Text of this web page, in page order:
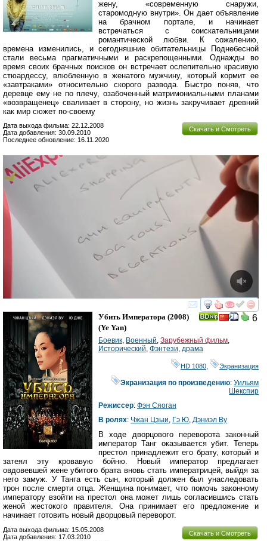
жену, «современную снаружи,
старомодную внутри». Он дает объявление
на брачном портале, и начинает
встречаться с соискательницами
романтической любви. К сожалению,
времена изменились, и сегодняшние обитательницы Поднебесной
стали весьма прагматичными и раскрепощенными. Однажды во
время своих брачных поисков он встречает ослепительно красивую
стюардессу, влюбленную в женатого мужчину, который кормит ее
«завтраками» относительно скорого развода. Быстро поняв, что
деревце ему не по плечу, озабоченный матримониальными планами
«возвращенец» сваливает в сторону, но жизнь закручивает древний
как мир сюжет по-своему
Скачать и Смотреть
Дата выхода фильма: 22.12.2008
Дата добавления: 30.09.2010
Последнее обновление: 16.11.2020
смотреть
6
Убить Императора (2008)
(Ye Yan)
Боевик, Военный, Зарубежный фильм,
Исторический, Фэнтези, драма
HD 1080 Экранизация
Экранизация по произведению:Уильям
Шекспир
Режиссер: Фэн Сяоган
В ролях: Чжан Цзыи, Гэ Ю, Дэниэл Ву
В ходе дворцового переворота законный
император Танг оказывается убит. Теперь
престол принадлежит его брату, который и
затеял эту кровавую бойню. Новый император предлагает
овдовевшей жене убитого брата вновь стать императрицей, выйдя за
него замуж. У Танга есть сын, который должен был унаследовать
трон после смерти отца. Женщина понимает, что помочь законному
императору взойти на престол она может лишь согласившись стать
женой жестокого правителя. Она принимает его предложение и
начинает готовить новый дворцовый переворот.
Скачать и Смотреть
Дата выхода фильма: 15.05.2008
Дата добавления: 17.03.2010